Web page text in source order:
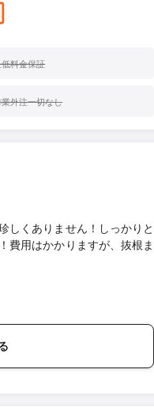
料金保証
外注一切なし
しくありません！しっかりと
費用はかかりますが、抜根ま